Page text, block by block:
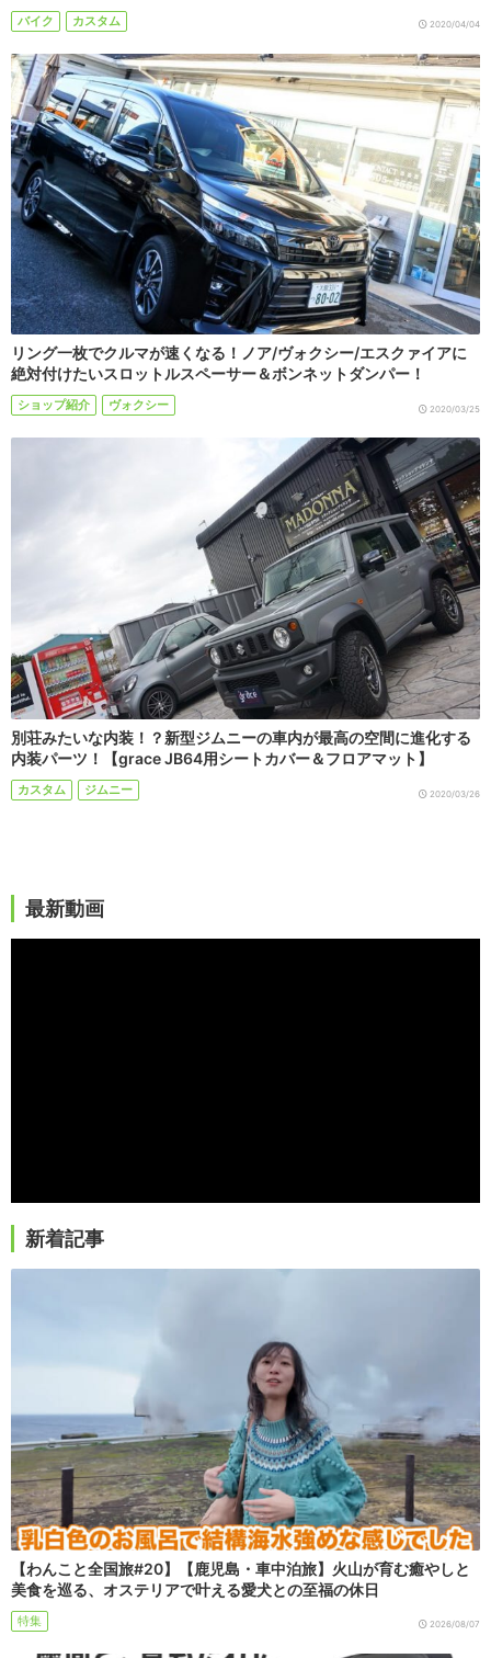
バイク カスタム 2020/04/04
リング一枚でクルマが速くなる！ノア/ヴォクシー/エスクァイアに
絶対付けたいスロットルスペーサー＆ボンネットダンパー！
ショップ紹介 ヴォクシー 2020/03/25
別荘みたいな内装！？新型ジムニーの車内が最高の空間に進化する
内装パーツ！【grace JB64用シートカバー＆フロアマット】
カスタム ジムニー 2020/03/26
最新動画
新着記事
【わんこと全国旅#20】【鹿児島・車中泊旅】火山が育む癒やしと
美食を巡る、オステリアで叶える愛犬との至福の休日
特集 2026/08/07